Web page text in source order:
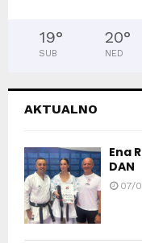
19°
SUB
20°
NED
AKTUALNO
Ena
DAN
07/